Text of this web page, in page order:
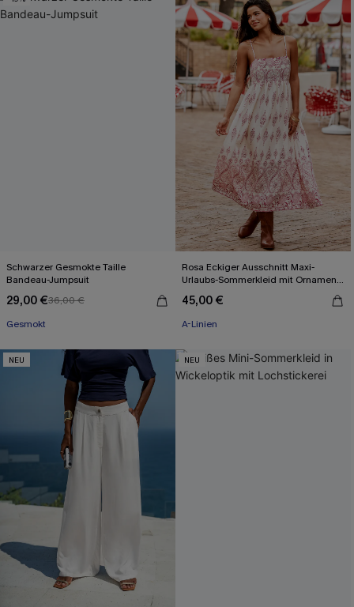
Schwarzer Gesmokte Taille
Bandeau-Jumpsuit
29,00 €36,00 €
Gesmokt
Rosa Eckiger Ausschnitt Maxi-
Urlaubs-Sommerkleid mit Ornament-
45,00 €
A-Linien
NEU NEU